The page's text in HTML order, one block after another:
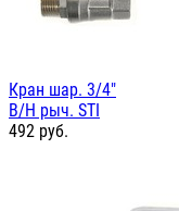
Кран шар. 3/4"
В/Н рыч. STI
492 руб.